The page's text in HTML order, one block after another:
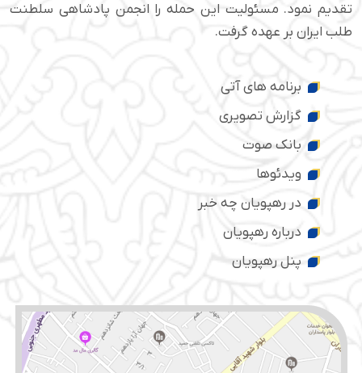
تقدیم نمود. مسئولیت این حمله را انجمن پادشاهی سلطنت
طلب ایران بر عهده گرفت.
برنامه های آتی
گزارش تصویری
بانک صوت
ویدئوها
در رهپویان چه خبر
درباره رهپویان
پنل رهپویان